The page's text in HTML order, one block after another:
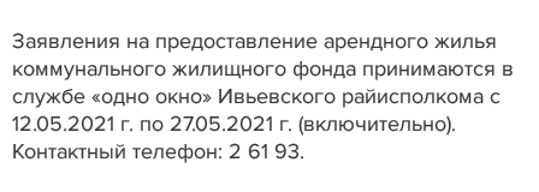
Заявления на предоставление арендного жилья
коммунального жилищного фонда принимаются в
службе «одно окно» Ивьевского райисполкома с
12.05.2021 г. по 27.05.2021 г. (включительно).
Контактный телефон: 2 61 93.